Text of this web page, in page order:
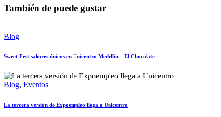
También de puede gustar
Blog
Sweet Fest sabores únicos en Unicentro Medellín – El Chocolate
Blog, Eventos
La tercera versión de Expoempleo llega a Unicentro